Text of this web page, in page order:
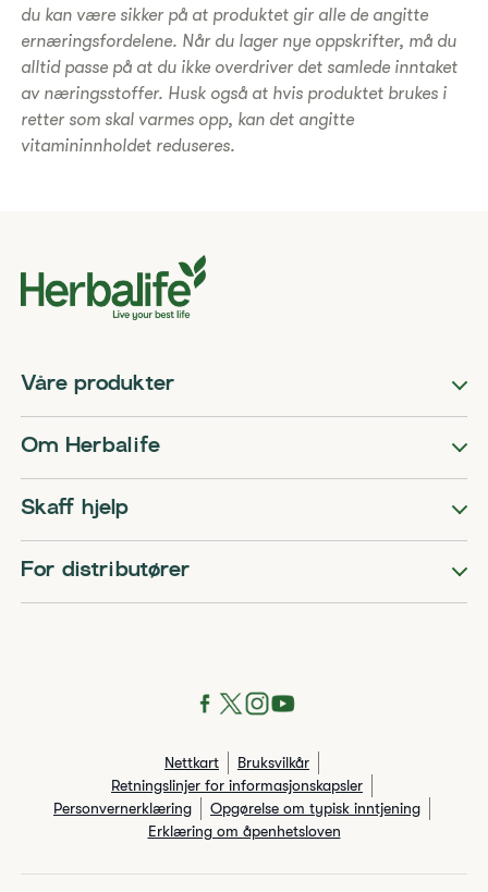
du kan være sikker på at produktet gir alle de angitte
ernæringsfordelene. Når du lager nye oppskrifter, må du
alltid passe på at du ikke overdriver det samlede inntaket
av næringsstoffer. Husk også at hvis produktet brukes i
retter som skal varmes opp, kan det angitte
vitamininnholdet reduseres.
Våre produkter
Om Herbalife
Skaff hjelp
For distributører
Nettkart
Bruksvilkår
Retningslinjer for informasjonskapsler
Personvernerklæring
Opgørelse om typisk inntjening
Erklæring om åpenhetsloven